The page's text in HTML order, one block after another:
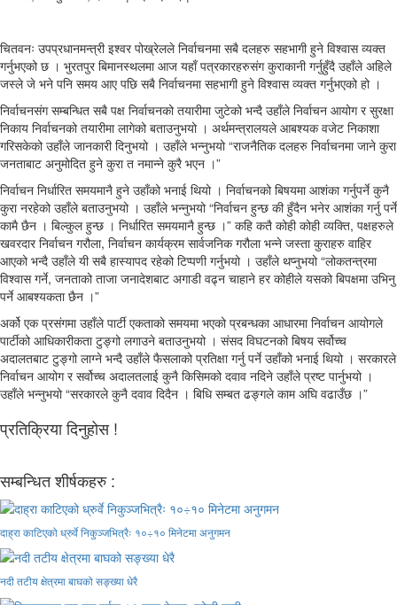
चितवनः उपप्रधानमन्त्री इश्वर पोख्रेलले निर्वाचनमा सबै दलहरु सहभागी हुने विश्वास व्यक्त
गर्नुभएको छ । भुरतपुर बिमानस्थलमा आज यहाँ पत्रकारहरुसंग कुराकानी गर्नुहुँदै उहाँले अहिले
जस्ले जे भने पनि समय आए पछि सबै निर्वाचनमा सहभागी हुने विश्वास व्यक्त गर्नुभएको हो ।
निर्वाचनसंग सम्बन्धित सबै पक्ष निर्वाचनको तयारीमा जुटेको भन्दै उहाँले निर्वाचन आयोग र सुरक्षा
निकाय निर्वाचनको तयारीमा लागेको बताउनुभयो । अर्थमन्त्रालयले आबश्यक वजेट निकाशा
गरिसकेको उहाँले जानकारी दिनुभयो । उहाँले भन्नुभयो “राजनैतिक दलहरु निर्वाचनमा जाने कुरा
जनताबाट अनुमोदित हुने कुरा त नमान्ने कुरै भएन ।”
निर्वाचन निर्धारित समयमानै हुने उहाँको भनाई थियो । निर्वाचनको बिषयमा आशंका गर्नुपर्ने कुनै
कुरा नरहेको उहाँले बताउनुभयो । उहाँले भन्नुभयो “निर्वाचन हुन्छ की हुँदैन भनेर आशंका गर्नु पर्ने
कामै छैन । बिल्कुल हुन्छ । निर्धारित समयमानै हुन्छ ।” कहि कतै कोही कोही व्यक्ति, पक्षहरुले
खवरदार निर्वाचन गरौला, निर्वाचन कार्यक्रम सार्वजनिक गरौला भन्ने जस्ता कुराहरु वाहिर
आएको भन्दै उहाँले यी सबै हास्यापद रहेको टिप्पणी गर्नुभयो । उहाँले थप्नुभयो “लोकतन्त्रमा
विश्वास गर्ने, जनताको ताजा जनादेशबाट अगाडी वढ्न चाहाने हर कोहीले यसको बिपक्षमा उभिनु
पर्ने आबश्यकता छैन ।”
अर्को एक प्रसंगमा उहाँले पार्टी एकताको समयमा भएको प्रबन्धका आधारमा निर्वाचन आयोगले
पार्टीको आधिकारीकता टुङ्गो लगाउने बताउनुभयो । संसद विघटनको बिषय सर्वोच्च
अदालतबाट टुङ्गो लाग्ने भन्दै उहाँले फैसलाको प्रतिक्षा गर्नु पर्ने उहाँको भनाई थियो । सरकारले
निर्वाचन आयोग र सर्वोच्च अदालतलाई कुनै किसिमको दवाव नदिने उहाँले प्रष्ट पार्नुभयो ।
उहाँले भन्नुभयो “सरकारले कुनै दवाव दिदैन । बिधि सम्बत ढङ्गले काम अघि वढाउँछ ।”
प्रतिक्रिया दिनुहोस !
सम्बन्धित शीर्षकहरु :
दाह्रा काटिएको ध्रुर्वे निकुञ्जभित्रैः १०÷१० मिनेटमा अनुगमन
नदी तटीय क्षेत्रमा बाघको सङ्ख्या धेरै